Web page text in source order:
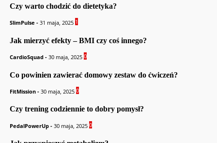
Czy warto chodzić do dietetyka?
SlimPulse - 31 maja, 2025 1
Jak mierzyć efekty – BMI czy coś innego?
CardioSquad - 30 maja, 2025 0
Co powinien zawierać domowy zestaw do ćwiczeń?
FitMission - 30 maja, 2025 0
Czy trening codziennie to dobry pomysł?
PedalPowerUp - 30 maja, 2025 0